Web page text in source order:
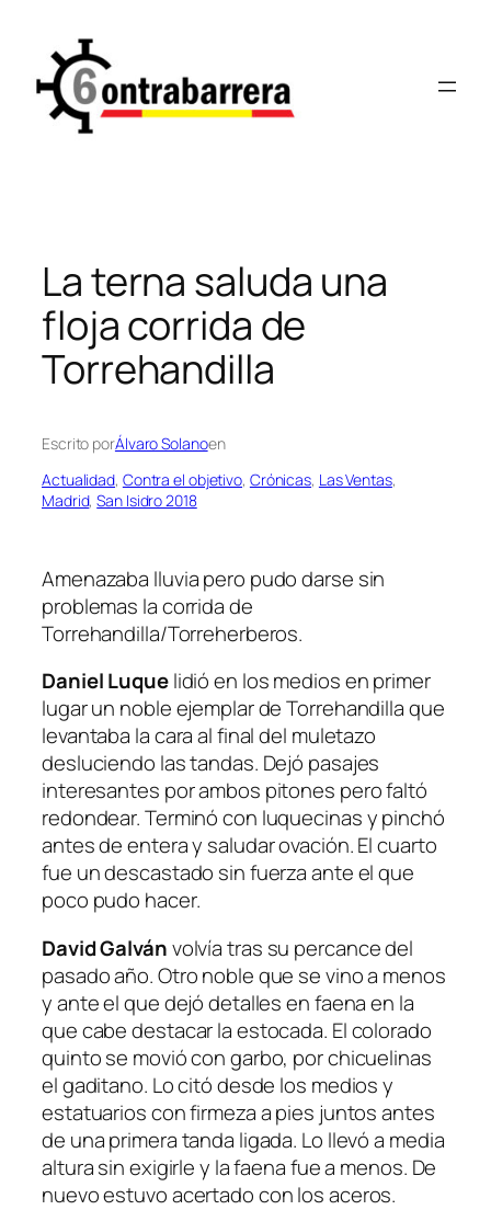
contenido
La terna saluda una
floja corrida de
Torrehandilla
Escrito porÁlvaro Solanoen
Actualidad, Contra el objetivo, Crónicas, Las Ventas
Madrid, San Isidro 2018
Amenazaba lluvia pero pudo darse sin
problemas la corrida de
Torrehandilla/Torreherberos.
Daniel Luquelidió en los medios en primer
lugar un noble ejemplar de Torrehandilla que
levantaba la cara al final del muletazo
desluciendo las tandas. Dejó pasajes
interesantes por ambos pitones pero faltó
redondear. Terminó con luquecinas y pinchó
antes de entera y saludar ovación. El cuarto
fue un descastado sin fuerza ante el que
poco pudo hacer.
David Galvánvolvía tras su percance del
pasado año. Otro noble que se vino a menos
y ante el que dejó detalles en faena en la
que cabe destacar la estocada. El colorado
quinto se movió con garbo, por chicuelinas
el gaditano. Lo citó desde los medios y
estatuarios con firmeza a pies juntos antes
de una primera tanda ligada. Lo llevó a media
altura sin exigirle y la faena fue a menos. De
nuevo estuvo acertado con los aceros.